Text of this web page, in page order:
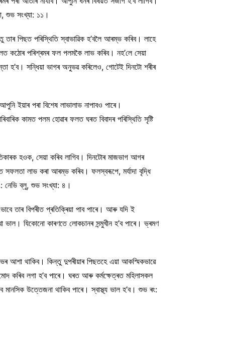
শুভ সংখ্যা: ১১।
পিছত পৰিস্থিতি স্বাভাৱিক হ’বলৈ আৰম্ভ কৰিব। লাহে
কঠোৰ পৰিশ্ৰমৰ ফল পলমকৈ লাভ কৰিব। নহ’লে সেয়া
হ’ব। সন্ধিয়া ভাগৰ অনুভৱ কৰিলেও, গোটেই দিনটো শৰীৰ
ইয়াৰ পৰা বিশেষ লাভালাভ নাপাবও পাৰে।
কামত পলম হোৱাৰ ফলত ঘৰত বিবাদৰ পৰিস্থিতি সৃষ্টি
হওক, সেয়া কৰিব লাগিব। দিনটোৰ মাজভাগ আগৰ
লাভ কৰা আৰম্ভ কৰিব। ফলস্বৰূপে, মৰ্যাদা বৃদ্ধি
নেভি ব্লু, শুভ সংখ্যা: ৪।
তাৰ বিপৰীত প্ৰতিক্ৰিয়া পাব পাৰে। আৰু যদি ই
ভাল। যিকোনো কাৰণতে লোকচানৰ সন্মুখীন হ’ব পাৰে। ভ্ৰমণ
আশা থাকিব। কিন্তু দুপৰীয়াৰ পিছতহে এয়া আকস্মিকভাৱে
কৰিব লগা হ’ব পাৰে। ঘৰত আৰু কৰ্মক্ষেত্ৰত মহিলাসকল
উত্তেজনা থাকিব পাৰে। স্বাস্থ্য ভাল হ’ব। শুভ ৰং: